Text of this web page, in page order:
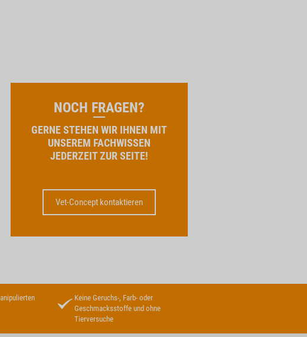
NOCH FRAGEN?
GERNE STEHEN WIR IHNEN MIT
UNSEREM FACHWISSEN
JEDERZEIT ZUR SEITE!
Vet-Concept kontaktieren
Keine Geruchs-, Farb- oder
Geschmacksstoffe und ohne
Tierversuche